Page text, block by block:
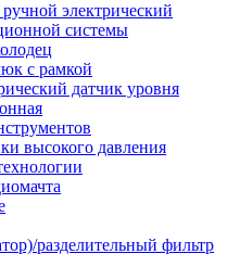
электрический
системы
с рамкой
датчик уровня
высокого давления